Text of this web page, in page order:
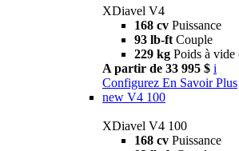
XDiavel V4
168 cv Puissance
93 lb-ft Couple
229 kg Poids à vide
A partir de 33 995 $ i
Configurez En Savoir Plus
new V4 100
XDiavel V4 100
168 cv Puissance